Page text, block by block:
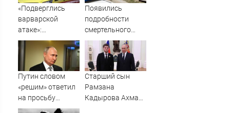
БЭК
«Подверглись
варварской
атаке»:
хронология
утренней
трагедии в
Нижнекамске
Появились
подробности
смертельного
ДТП с
мотоциклом в
Твери
Путин словом
«решим» ответил
на просьбу
о помощи
Старший сын
Рамзана
Кадырова Ахмат